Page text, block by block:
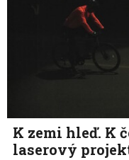
K zemi hleď. K
laserový